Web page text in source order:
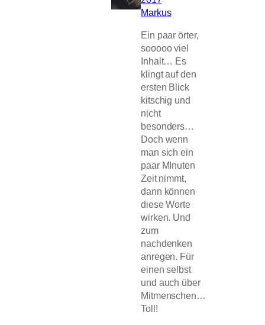
Markus
Ein paar örter,
sooooo viel
Inhalt… Es
klingt auf den
ersten Blick
kitschig und
nicht
besonders…
Doch wenn
man sich ein
paar MInuten
Zeit nimmt,
dann können
diese Worte
wirken. Und
zum
nachdenken
anregen. Für
einen selbst
und auch über
Mitmenschen…
Toll!